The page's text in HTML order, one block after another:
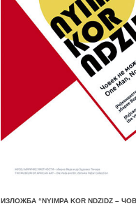
ИЗЛОЖБА “NYIMPA KOR NDZIDZ –